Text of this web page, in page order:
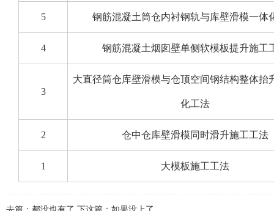
5 钢筋混凝土筒仓内衬钢轨与库壁滑模一体
4 钢筋混凝土烟囱壁单侧软模板提升施工
3
大直径筒仓库壁滑模与仓顶空间钢结构整体抬
化工法
2 仓中仓库壁滑模同时滑升施工工法
1 大模板施工工法